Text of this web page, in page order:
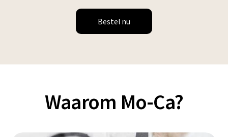
Bestel nu
Waarom Mo-Ca?